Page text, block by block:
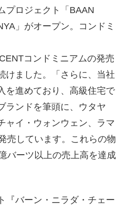
プロジェクト「BAAN
」がオープン。コンドミ
コンドミニアムの発売
けました。「さらに、当社
を進めており、高級住宅で
ランドを筆頭に、ウタヤ
ャイ・ウォンウェン、ラマ
売しています。これらの物
バーツ以上の売上高を達成
『バーン・ニラダ・チェー